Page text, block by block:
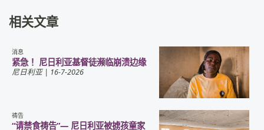
相关文章
消息
紧急！ 尼日利亚基督徒濒临崩溃边缘
尼日利亚| 16-7-2026
祷告
“请禁食祷告”— 尼日利亚被掳孩童家